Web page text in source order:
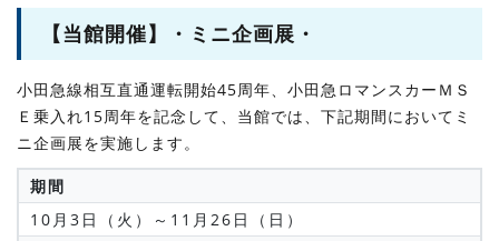
【当館開催】・ミニ企画展・
小田急線相互直通運転開始45周年、小田急ロマンスカーＭＳ
Ｅ乗入れ15周年を記念して、当館では、下記期間においてミ
ニ企画展を実施します。
期間
10月3日（火）～11月26日（日）